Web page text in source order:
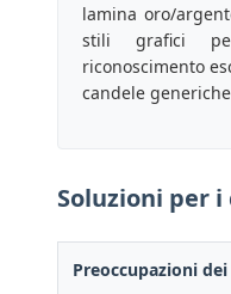
lamina oro/
stili grafici
riconoscimento
candele
Soluzioni per
Preoccupazioni